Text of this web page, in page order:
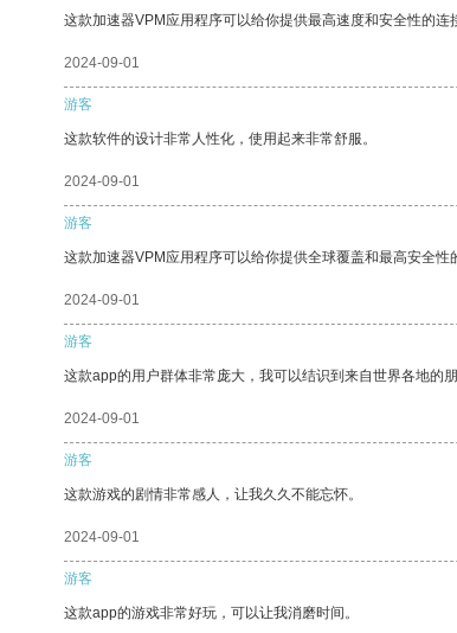
这款加速器VPM应用程序可以给你提供最高速度和安全性的连
2024-09-01
游客
这款软件的设计非常人性化，使用起来非常舒服。
2024-09-01
游客
这款加速器VPM应用程序可以给你提供全球覆盖和最高安全性
2024-09-01
游客
这款app的用户群体非常庞大，我可以结识到来自世界各地的朋
2024-09-01
游客
这款游戏的剧情非常感人，让我久久不能忘怀。
2024-09-01
游客
这款app的游戏非常好玩，可以让我消磨时间。